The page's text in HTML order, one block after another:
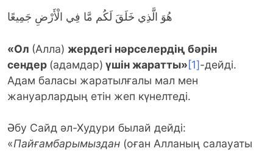
هُوَ الَّذِي خَلَقَ لَكُم مَّا فِي الْأَرْضِ جَمِيعًا
«Ол (Алла) жердегі нәрселердің бәрін
сендер (адамдар) үшін жаратты»[1]-дейді.
Адам баласы жаратылғалы мал мен
жануарлардың етін жеп күнелтеді.
Әбу Сайд әл-Худури былай дейді:
«Пайғамбарымыздан (оған Алланың салауаты